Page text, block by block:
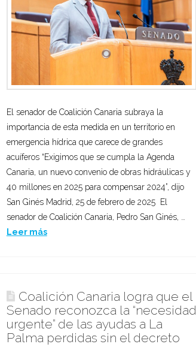
El senador de Coalición Canaria subraya la
importancia de esta medida en un territorio en
emergencia hídrica que carece de grandes
acuíferos “Exigimos que se cumpla la Agenda
Canaria, un nuevo convenio de obras hidráulicas y
40 millones en 2025 para compensar 2024”, dijo
San Ginés Madrid, 25 de febrero de 2025 El
senador de Coalición Canaria, Pedro San Ginés, …
Leer más
Coalición Canaria logra que el
Senado reconozca la “necesidad
urgente” de las ayudas a La
Palma perdidas sin el decreto